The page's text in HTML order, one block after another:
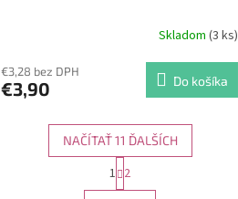
Skladom (3 ks)
€3,28 bez DPH
€3,90 Do košíka
O
NAČÍTAŤ 11 ĎALŠÍCH
t
r
1 2